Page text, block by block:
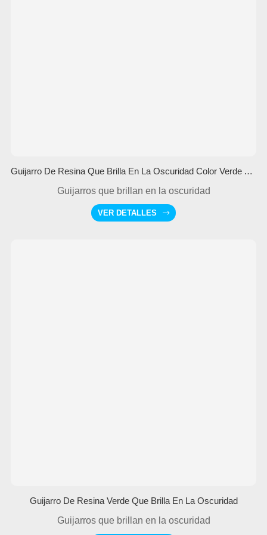
Guijarro De Resina Que Brilla En La Oscuridad Color Verde Azulado
Guijarros que brillan en la oscuridad
VER DETALLES
Guijarro De Resina Verde Que Brilla En La Oscuridad
Guijarros que brillan en la oscuridad